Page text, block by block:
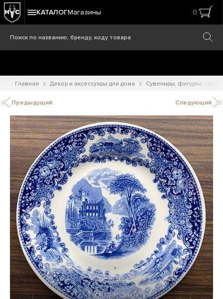
КАТАЛОГМагазины 0
Главная Декор и аксессуары для дома Сувениры, фигурки,
Предыдущий Следующий